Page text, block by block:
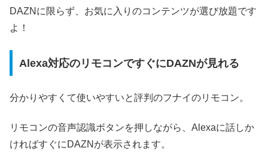
DAZNに限らず、お気に入りのコンテンツが選び放題です
よ！
Alexa対応のリモコンですぐにDAZNが見れる
分かりやすくて使いやすいと評判のフナイのリモコン。
リモコンの音声認識ボタンを押しながら、Alexaに話しか
ければすぐにDAZNが表示されます。